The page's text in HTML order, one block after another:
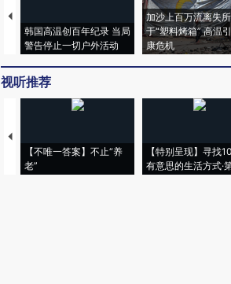
韩国高温创百年纪录 当局
警告停止一切户外活动
加沙上百万流离失
于“塑料烤箱” 高温
康危机
视听推荐
【不唯一答案】不止“养
老”
【特别呈现】寻找
有意思的生活方式·